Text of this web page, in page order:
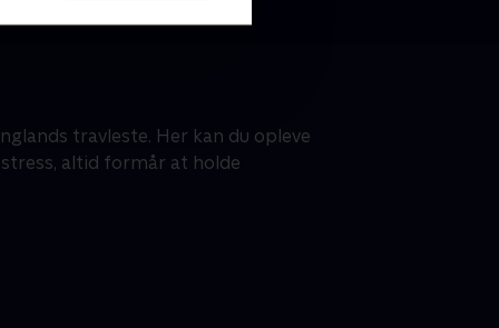
travleste. Her kan du opleve
altid formår at holde